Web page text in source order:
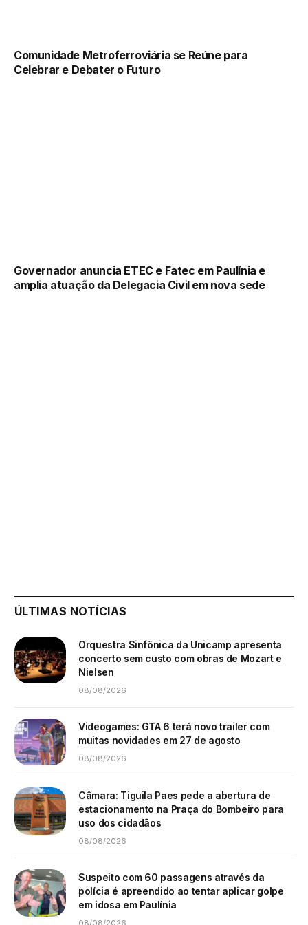
Comunidade Metroferroviária se Reúne para
Celebrar e Debater o Futuro
Governador anuncia ETEC e Fatec em Paulínia e
amplia atuação da Delegacia Civil em nova sede
ÚLTIMAS NOTÍCIAS
Orquestra Sinfônica da Unicamp apresenta
concerto sem custo com obras de Mozart e
Nielsen
08/08/2026
Videogames: GTA 6 terá novo trailer com
muitas novidades em 27 de agosto
08/08/2026
Câmara: Tiguila Paes pede a abertura de
estacionamento na Praça do Bombeiro para
uso dos cidadãos
08/08/2026
Suspeito com 60 passagens através da
polícia é apreendido ao tentar aplicar golpe
em idosa em Paulínia